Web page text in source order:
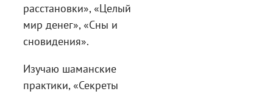
расстановки», «Целый
мир денег», «Сны и
сновидения».
Изучаю шаманские
практики, «Секреты